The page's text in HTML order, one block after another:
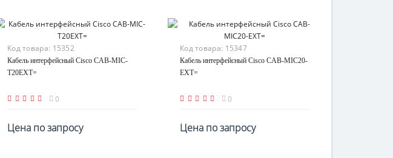
Код товара: 15352
Кабель интерфейсный Cisco CAB-MIC-
T20EXT=
0
Цена по запросу
Код товара: 15347
Кабель интерфейсный Cisco CAB-MIC20-
EXT=
0
Цена по запросу